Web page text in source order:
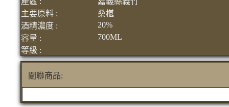
主要原料 :
桑椹
酒精濃度 :
20%
容量 :
700ML
等級 :
關聯商品: